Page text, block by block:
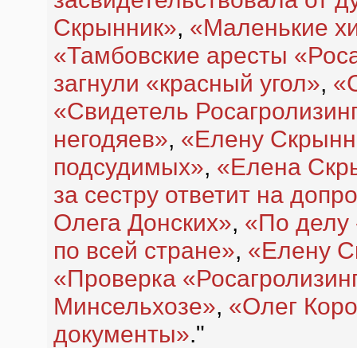
Скрынник», «Маленькие
«Тамбовские аресты
загнули «красный угол»,
«Свидетель
негодяев», «Елену
подсудимых», «Елена
за сестру ответит на
Олега Донских», «По делу
по всей стране», «Елену
«Проверка
Минсельхозе», «Олег
документы»."